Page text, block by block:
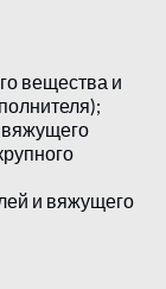
вещества и
и вяжущего